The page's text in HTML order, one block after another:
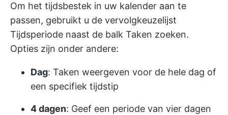
Om het tijdsbestek in uw kalender aan te
passen, gebruikt u de vervolgkeuzelijst
Tijdsperiode naast de balk Taken zoeken.
Opties zijn onder andere:
Dag: Taken weergeven voor de hele dag of
een specifiek tijdstip
4 dagen: Geef een periode van vier dagen